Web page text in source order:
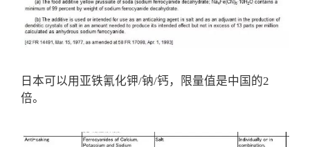
日本可以用亚铁氰化钾/钠/钙，限量值是中国的2
倍。